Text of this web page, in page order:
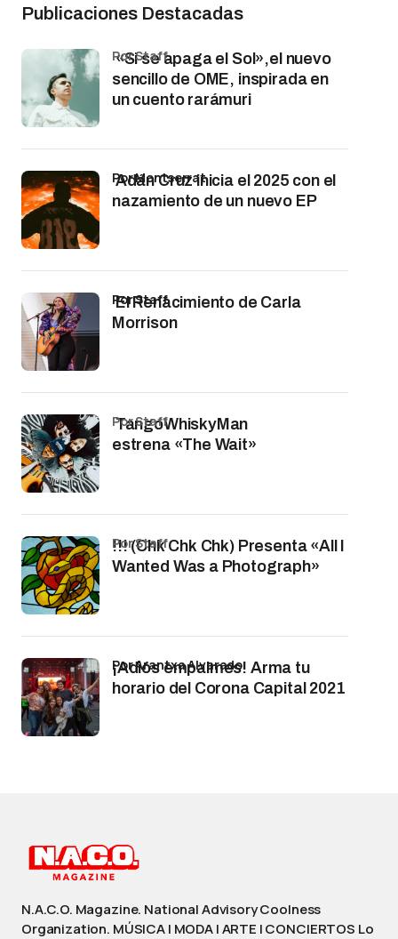
Publicaciones Destacadas
«Si se apaga el Sol»,el nuevo
sencillo de OME, inspirada en
un cuento rarámuri
por Staff
Adán Cruz inicia el 2025 con el
nazamiento de un nuevo EP
por Montserrat
El Renacimiento de Carla
Morrison
por Staff
TangoWhiskyMan
estrena «The Wait»
por Staff
!!! (Chk Chk Chk) Presenta «All I
Wanted Was a Photograph»
por Staff
¡Adiós empalmes! Arma tu
horario del Corona Capital 2021
por Arantxa Alvarado
N.A.C.O. Magazine. National Advisory Coolness
Organization. MÚSICA | MODA | ARTE | CONCIERTOS Lo